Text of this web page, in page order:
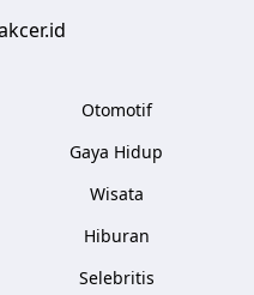
Otomotif
Gaya Hidup
Wisata
Hiburan
Selebritis